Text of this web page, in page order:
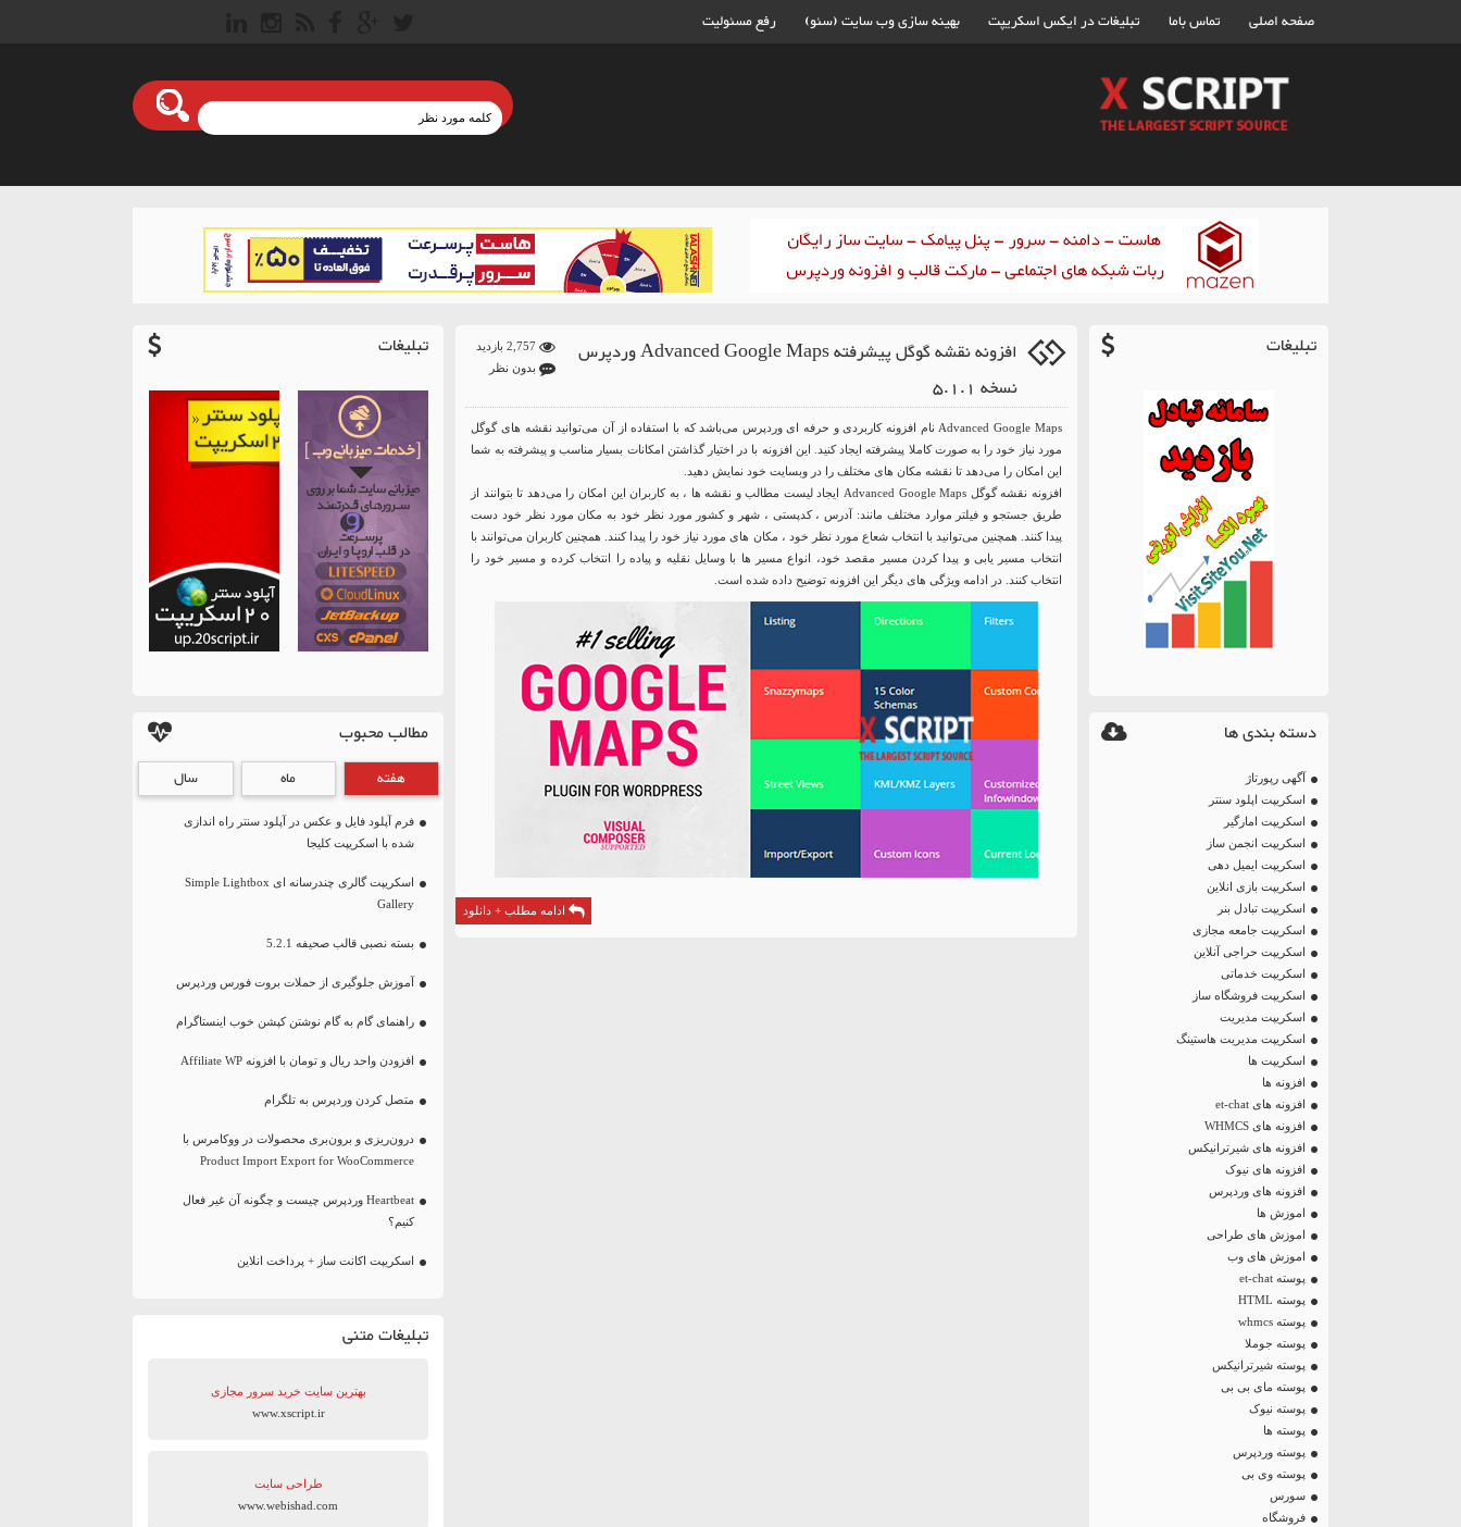
صفحه اصلی تماس باما تبلیغات در ایکس اسکریپت بهینه سازی وب سایت (سئو) رفع مسئولیت
تبلیغات
دسته بندی ها
آگهی رپورتاژ
اسکریپت اپلود سنتر
اسکریپت امارگیر
اسکریپت انجمن ساز
اسکریپت ایمیل دهی
اسکریپت بازی انلاین
اسکریپت تبادل بنر
اسکریپت جامعه مجازی
اسکریپت حراجی آنلاین
اسکریپت خدماتی
اسکریپت فروشگاه ساز
اسکریپت مدیریت
اسکریپت مدیریت هاستینگ
اسکریپت ها
افزونه ها
افزونه های et-chat
افزونه های WHMCS
افزونه های شیرترانیکس
افزونه های نیوک
افزونه های وردپرس
اموزش ها
اموزش های طراحی
اموزش های وب
پوسته et-chat
پوسته HTML
پوسته whmcs
پوسته جوملا
پوسته شیرترانیکس
پوسته مای بی بی
پوسته نیوک
پوسته ها
پوسته وردپرس
پوسته وی بی
سورس
فروشگاه
افزونه نقشه گوگل پیشرفته Advanced Google Maps وردپرس
نسخه 5.1.1
2,757 بازدید
بدون نظر
Advanced Google Maps نام افزونه کاربردی و حرفه ای وردپرس می‌باشد که با استفاده از آن می‌توانید نقشه های گوگل
مورد نیاز خود را به صورت کاملا پیشرفته ایجاد کنید. این افزونه با در اختیار گذاشتن امکانات بسیار مناسب و پیشرفته به شما
این امکان را می‌دهد تا نقشه مکان های مختلف را در وبسایت خود نمایش دهید.
افزونه نقشه گوگل Advanced Google Maps ایجاد لیست مطالب و نقشه ها ، به کاربران این امکان را می‌دهد تا بتوانند از
طریق جستجو و فیلتر موارد مختلف مانند: آدرس ، کدپستی ، شهر و کشور مورد نظر خود به مکان مورد نظر خود دست
پیدا کنند. همچنین می‌توانید با انتخاب شعاع مورد نظر خود ، مکان های مورد نیاز خود را پیدا کنند. همچنین کاربران می‌توانند با
انتخاب مسیر یابی و پیدا کردن مسیر مقصد خود، انواع مسیر ها با وسایل نقلیه و پیاده را انتخاب کرده و مسیر خود را
انتخاب کنند. در ادامه ویژگی های دیگر این افزونه توضیح داده شده است.
ادامه مطلب + دانلود
تبلیغات
مطالب محبوب
هفته ماه سال
فرم آپلود فایل و عکس در آپلود سنتر راه اندازی
شده با اسکریپت کلیجا
اسکریپت گالری چندرسانه ای Simple Lightbox
Gallery
بسته نصبی قالب صحیفه 5.2.1
آموزش جلوگیری از حملات بروت فورس وردپرس
راهنمای گام به گام نوشتن کپشن خوب اینستاگرام
افزودن واحد ریال و تومان با افزونه Affiliate WP
متصل کردن وردپرس به تلگرام
درون‌ریزی و برون‌بری محصولات در ووکامرس با
Product Import Export for WooCommerce
Heartbeat وردپرس چیست و چگونه آن غیر فعال
کنیم؟
اسکریپت اکانت ساز + پرداخت انلاین
تبلیغات متنی
بهترین سایت‌ خرید سرور مجازی
www.xscript.ir
طراحی سایت
www.webishad.com